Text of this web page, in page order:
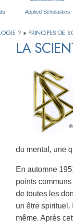
Applied Scholastics
? » PRINCIPES DE
LA
du mental, une
En automne
points
de toutes les
un être spirituel.
même. Après